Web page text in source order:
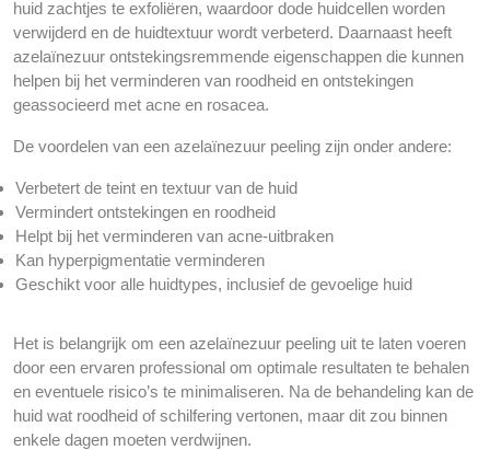
huid zachtjes te exfoliëren, waardoor dode huidcellen worden
verwijderd en de huidtextuur wordt verbeterd. Daarnaast heeft
azelaïnezuur ontstekingsremmende eigenschappen die kunnen
helpen bij het verminderen van roodheid en ontstekingen
geassocieerd met acne en rosacea.
De voordelen van een azelaïnezuur peeling zijn onder andere:
Verbetert de teint en textuur van de huid
Vermindert ontstekingen en roodheid
Helpt bij het verminderen van acne-uitbraken
Kan hyperpigmentatie verminderen
Geschikt voor alle huidtypes, inclusief de gevoelige huid
Het is belangrijk om een azelaïnezuur peeling uit te laten voeren
door een ervaren professional om optimale resultaten te behalen
en eventuele risico’s te minimaliseren. Na de behandeling kan de
huid wat roodheid of schilfering vertonen, maar dit zou binnen
enkele dagen moeten verdwijnen.